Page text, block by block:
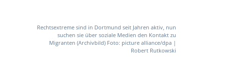
Rechtsextreme sind in Dortmund seit Jahren aktiv, nun
suchen sie über soziale Medien den Kontakt zu
Migranten (Archivbild) Foto: picture alliance/dpa |
Robert Rutkowski